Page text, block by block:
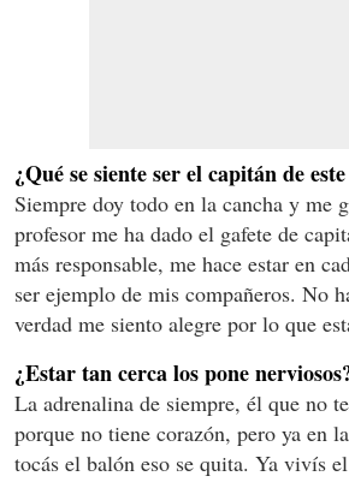
¿Qué se siente ser el capitán de
Siempre doy todo en la cancha y me
profesor me ha dado el gafete de
más responsable, me hace estar en
ser ejemplo de mis compañeros. No
verdad me siento alegre por lo que
¿Estar tan cerca los pone
La adrenalina de siempre, él que no
porque no tiene corazón, pero ya en
tocás el balón eso se quita. Ya vivís